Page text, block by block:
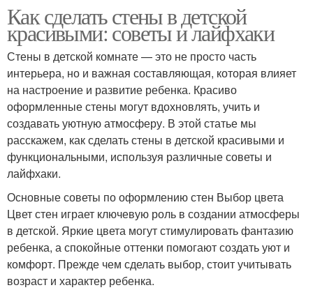
Как сделать стены в детской
красивыми: советы и лайфхаки
Стены в детской комнате — это не просто часть
интерьера, но и важная составляющая, которая влияет
на настроение и развитие ребенка. Красиво
оформленные стены могут вдохновлять, учить и
создавать уютную атмосферу. В этой статье мы
расскажем, как сделать стены в детской красивыми и
функциональными, используя различные советы и
лайфхаки.
Основные советы по оформлению стен Выбор цвета
Цвет стен играет ключевую роль в создании атмосферы
в детской. Яркие цвета могут стимулировать фантазию
ребенка, а спокойные оттенки помогают создать уют и
комфорт. Прежде чем сделать выбор, стоит учитывать
возраст и характер ребенка.